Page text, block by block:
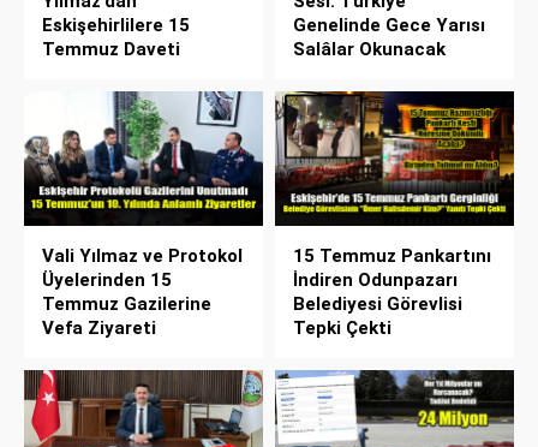
Eskişehirlilere 15
Temmuz Daveti
Genelinde Gece Yarısı
Salâlar Okunacak
Vali Yılmaz ve Protokol
Üyelerinden 15
Temmuz Gazilerine
Vefa Ziyareti
15 Temmuz Pankartını
İndiren Odunpazarı
Belediyesi Görevlisi
Tepki Çekti